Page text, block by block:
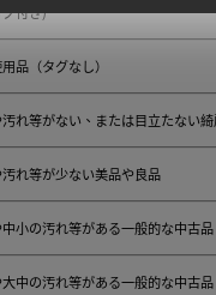
付き)
品（タグなし）
れ等がない、または目立たない
れ等が少ない美品や良品
小の汚れ等がある一般的な中古品
中の汚れ等がある一般的な中古品